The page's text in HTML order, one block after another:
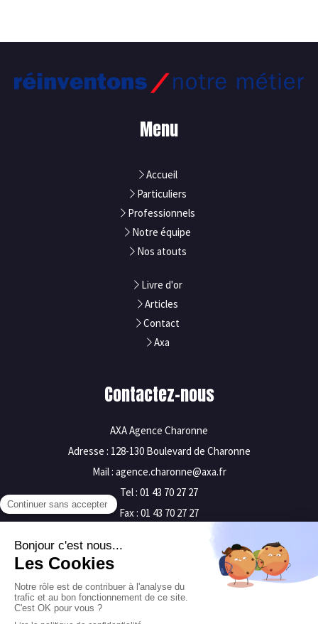
Menu
Accueil
Particuliers
Professionnels
Notre équipe
Nos atouts
Livre d'or
Articles
Contact
Axa
Contactez-nous
AXA Agence Charonne
Adresse : 128-130 Boulevard de Charonne
Mail : agence.charonne@axa.fr
Tel : 01 43 70 27 27
Fax : 01 43 70 27 27
Mentions légales
Plan du site